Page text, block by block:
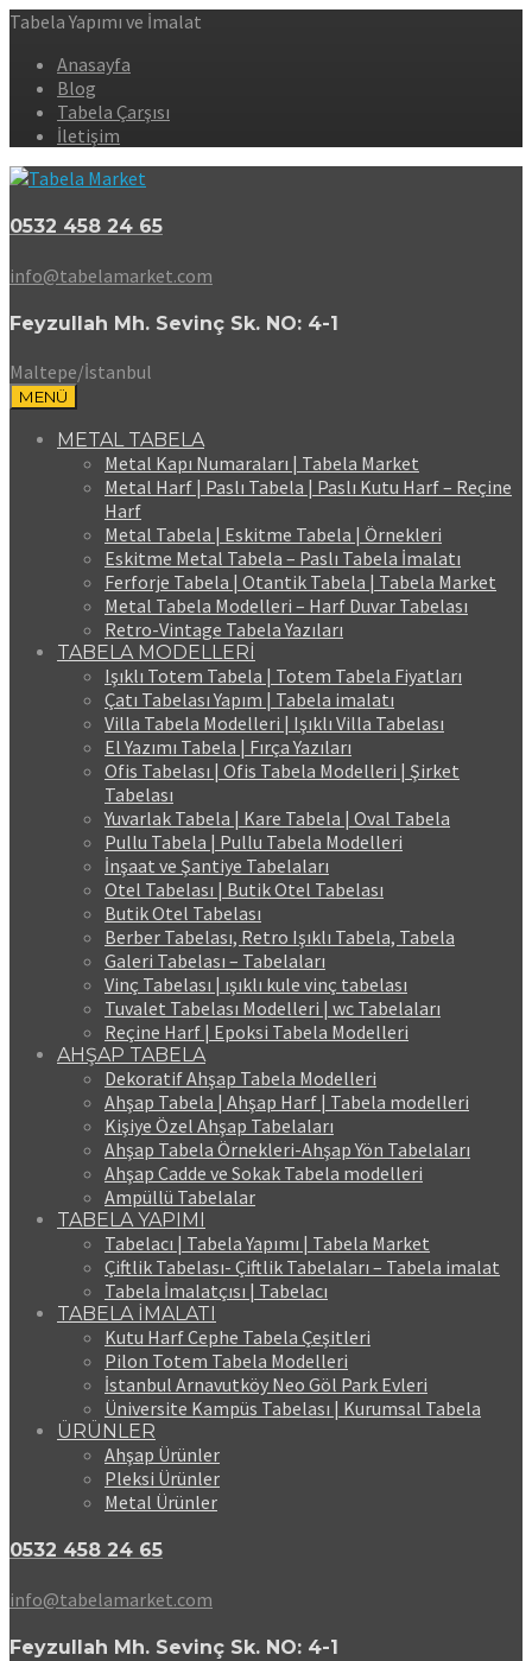
Tabela Yapımı ve İmalat
Anasayfa
Blog
Tabela Çarşısı
İletişim
0532 458 24 65
info@tabelamarket.com
Feyzullah Mh. Sevinç Sk. NO: 4-1
Maltepe/İstanbul
MENÜ
METAL TABELA
Metal Kapı Numaraları | Tabela Market
Metal Harf | Paslı Tabela | Paslı Kutu Harf – Reçine
Harf
Metal Tabela | Eskitme Tabela | Örnekleri
Eskitme Metal Tabela – Paslı Tabela İmalatı
Ferforje Tabela | Otantik Tabela | Tabela Market
Metal Tabela Modelleri – Harf Duvar Tabelası
Retro-Vintage Tabela Yazıları
TABELA MODELLERİ
Işıklı Totem Tabela | Totem Tabela Fiyatları
Çatı Tabelası Yapım | Tabela imalatı
Villa Tabela Modelleri | Işıklı Villa Tabelası
El Yazımı Tabela | Fırça Yazıları
Ofis Tabelası | Ofis Tabela Modelleri | Şirket
Tabelası
Yuvarlak Tabela | Kare Tabela | Oval Tabela
Pullu Tabela | Pullu Tabela Modelleri
İnşaat ve Şantiye Tabelaları
Otel Tabelası | Butik Otel Tabelası
Butik Otel Tabelası
Berber Tabelası, Retro Işıklı Tabela, Tabela
Galeri Tabelası – Tabelaları
Vinç Tabelası | ışıklı kule vinç tabelası
Tuvalet Tabelası Modelleri | wc Tabelaları
Reçine Harf | Epoksi Tabela Modelleri
AHŞAP TABELA
Dekoratif Ahşap Tabela Modelleri
Ahşap Tabela | Ahşap Harf | Tabela modelleri
Kişiye Özel Ahşap Tabelaları
Ahşap Tabela Örnekleri-Ahşap Yön Tabelaları
Ahşap Cadde ve Sokak Tabela modelleri
Ampüllü Tabelalar
TABELA YAPIMI
Tabelacı | Tabela Yapımı | Tabela Market
Çiftlik Tabelası- Çiftlik Tabelaları – Tabela imalat
Tabela İmalatçısı | Tabelacı
TABELA İMALATI
Kutu Harf Cephe Tabela Çeşitleri
Pilon Totem Tabela Modelleri
İstanbul Arnavutköy Neo Göl Park Evleri
Üniversite Kampüs Tabelası | Kurumsal Tabela
ÜRÜNLER
Ahşap Ürünler
Pleksi Ürünler
Metal Ürünler
0532 458 24 65
info@tabelamarket.com
Feyzullah Mh. Sevinç Sk. NO: 4-1